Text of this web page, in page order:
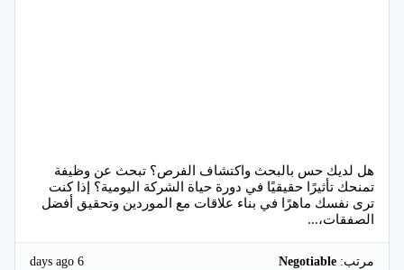
هل لديك حس بالبحث واكتشاف الفرص؟ تبحث عن وظيفة
تمنحك تأثيرًا حقيقيًا في دورة حياة الشركة اليومية؟ إذا كنت
ترى نفسك ماهرًا في بناء علاقات مع الموردين وتحقيق أفضل
الصفقات،...
مرتب: 6 days ago